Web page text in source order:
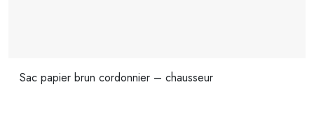
Sac papier brun cordonnier – chausseur